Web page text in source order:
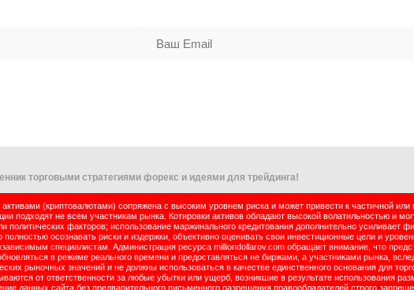
торговыми стратегиями форекс и идеями для трейдинга!
(криптовалютами) сопряжена с высоким уровнем риска и может привести к частичной или
подходят не всем участникам рынка. Котировки активов обладают высокой волатильностью и
факторов; использование маржинального кредитования дополнительно усиливает
осознавать риски и издержки, объективно оценивать свои инвестиционные цели и
специалистам. Администрация ресурса milliondollarov.com обращает внимание, что
в режиме реального времени и предоставляться не биржами, а участниками рынка,
рыночных значений и не должны использоваться в качестве единственного основания для
от ответственности за любые убытки или ущерб, возникшие в результате использования
данных сайта без предварительного письменного разрешения правообладателей строго